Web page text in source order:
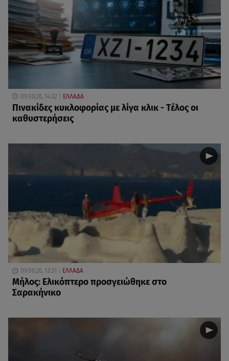
09.08.26, 14:32 ΕΛΛΑΔΑ
Πινακίδες κυκλοφορίας με λίγα κλικ - Τέλος οι
καθυστερήσεις
09.08.26, 13:31 ΕΛΛΑΔΑ
Μήλος: Ελικόπτερο προσγειώθηκε στο
Σαρακήνικο